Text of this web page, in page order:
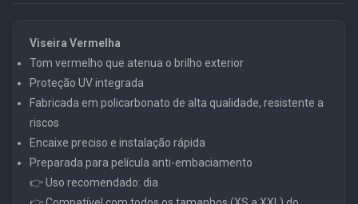
Viseira Vermelha
Tom vermelho que atenua o brilho exterior
Proteção UV integrada
Fabricada em policarbonato de alta qualidade, resistente a
riscos
Encaixe preciso e instalação rápida
Preparada para película anti-embaciamento
👉 Uso recomendado: dia